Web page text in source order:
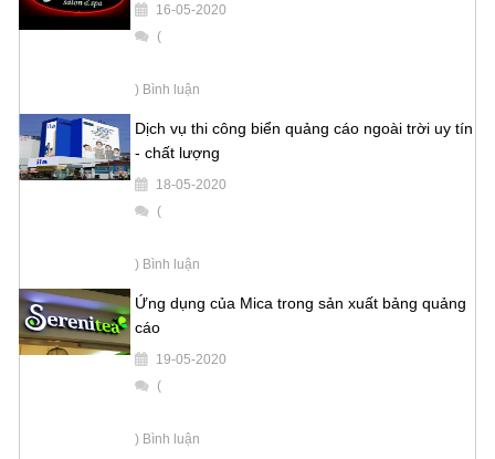
16-05-2020
(
) Bình luận
Dịch vụ thi công biển quảng cáo ngoài trời uy tín
- chất lượng
18-05-2020
(
) Bình luận
Ứng dụng của Mica trong sản xuất bảng quảng
cáo
19-05-2020
(
) Bình luận